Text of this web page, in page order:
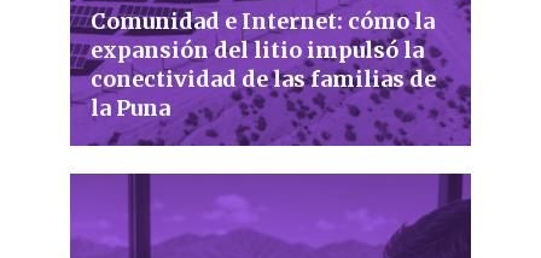
Comunidad e Internet: cómo la
expansión del litio impulsó la
conectividad de las familias de
la Puna